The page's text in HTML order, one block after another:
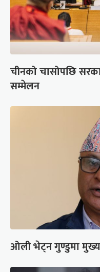
चीनको चासोपछि
सम्मेलन
ओली भेट्न गुण्डुमा